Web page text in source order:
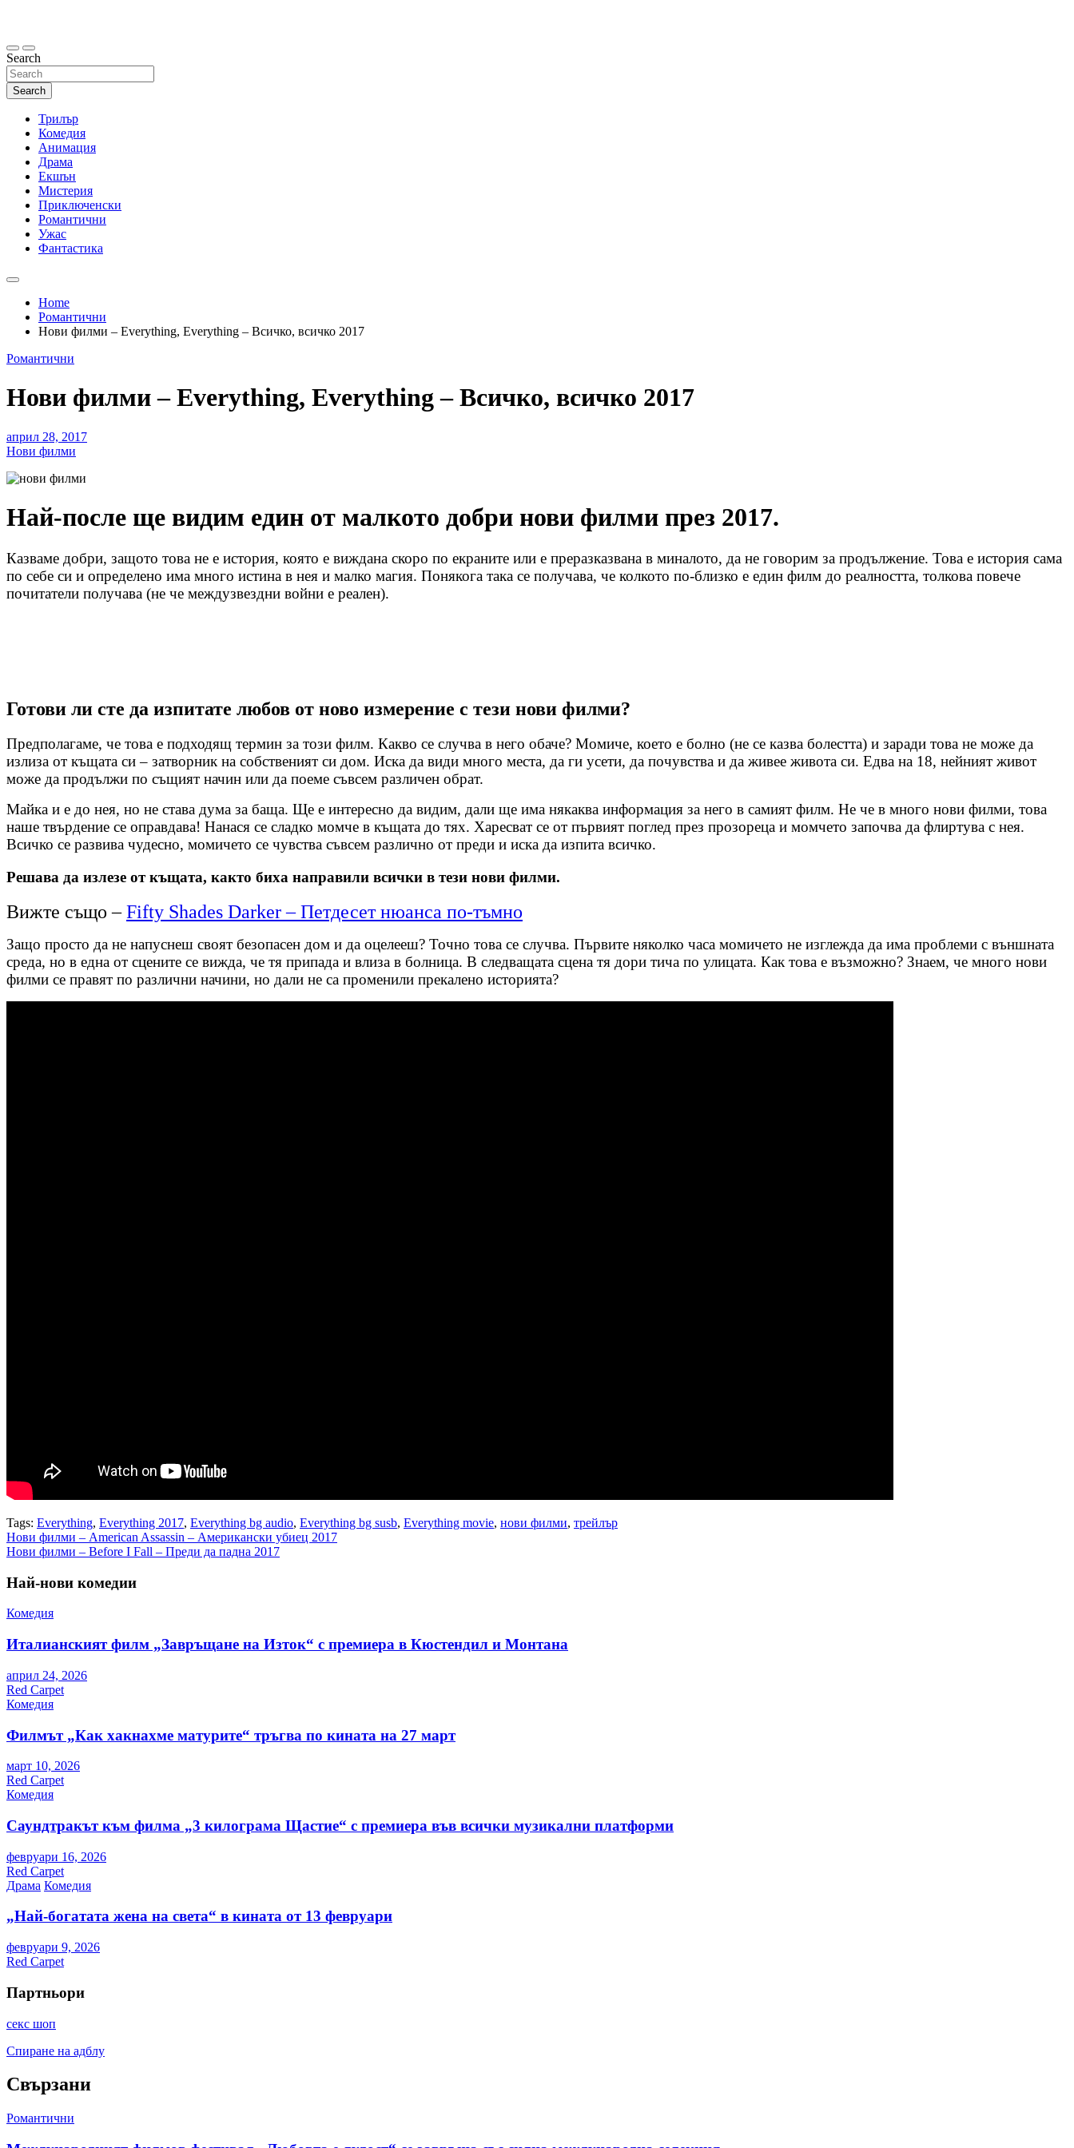
Search
Search
Трилър
Комедия
Анимация
Драма
Екшън
Мистерия
Приключенски
Романтични
Ужас
Фантастика
Home
Романтични
Нови филми – Everything, Everything – Всичко, всичко 2017
Романтични
Нови филми – Everything, Everything – Всичко, всичко 2017
април 28, 2017
Нови филми
Най-после ще видим един от малкото добри нови филми през 2017.
Казваме добри, защото това не е история, която е виждана скоро по екраните или е преразказвана в миналото, да не говорим за продължение. Това е история сама
по себе си и определено има много истина в нея и малко магия. Понякога така се получава, че колкото по-близко е един филм до реалността, толкова повече
почитатели получава (не че междузвездни войни е реален).
Готови ли сте да изпитате любов от ново измерение с тези нови филми?
Предполагаме, че това е подходящ термин за този филм. Какво се случва в него обаче? Момиче, което е болно (не се казва болестта) и заради това не може да
излиза от къщата си – затворник на собственият си дом. Иска да види много места, да ги усети, да почувства и да живее живота си. Едва на 18, нейният живот
може да продължи по същият начин или да поеме съвсем различен обрат.
Майка и е до нея, но не става дума за баща. Ще е интересно да видим, дали ще има някаква информация за него в самият филм. Не че в много нови филми, това
наше твърдение се оправдава! Нанася се сладко момче в къщата до тях. Харесват се от първият поглед през прозореца и момчето започва да флиртува с нея.
Всичко се развива чудесно, момичето се чувства съвсем различно от преди и иска да изпита всичко.
Решава да излезе от къщата, както биха направили всички в тези нови филми.
Вижте също –Fifty Shades Darker – Петдесет нюанса по-тъмно
Защо просто да не напуснеш своят безопасен дом и да оцелееш? Точно това се случва. Първите няколко часа момичето не изглежда да има проблеми с външната
среда, но в една от сцените се вижда, че тя припада и влиза в болница. В следващата сцена тя дори тича по улицата. Как това е възможно? Знаем, че много нови
филми се правят по различни начини, но дали не са променили прекалено историята?
Tags: Everything, Everything 2017, Everything bg audio, Everything bg susb, Everything movie, нови филми, трейлър
Навигация
Нови филми – American Assassin – Американски убиец 2017
Нови филми – Before I Fall – Преди да падна 2017
Най-нови комедии
Комедия
Италианският филм „Завръщане на Изток“ с премиера в Кюстендил и Монтана
април 24, 2026
Red Carpet
Комедия
Филмът „Как хакнахме матурите“ тръгва по кината на 27 март
март 10, 2026
Red Carpet
Комедия
Саундтракът към филма „3 килограма Щастие“ с премиера във всички музикални платформи
февруари 16, 2026
Red Carpet
Драма Комедия
„Най-богатата жена на света“ в кината от 13 февруари
февруари 9, 2026
Red Carpet
Партньори
секс шоп
Спиране на адблу
Свързани
Романтични